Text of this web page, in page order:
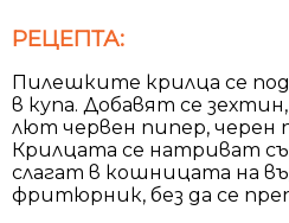
РЕЦЕПТА:
Пилешките крилца се
в купа. Добавят се
лют червен пипер, черен
Крилцата се натриват
слагат в кошницата на
фритюрник, без да се